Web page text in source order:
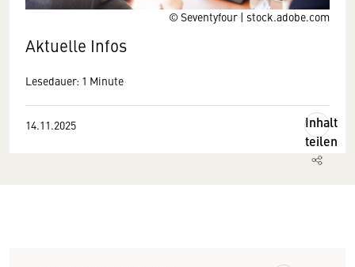
© Seventyfour | stock.adobe.com
Aktuelle Infos
Lesedauer: 1 Minute
14.11.2025
Inhalt
teilen